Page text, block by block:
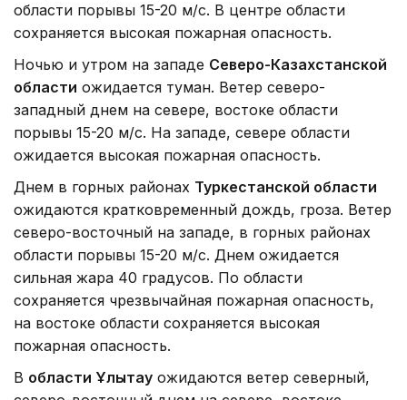
области порывы 15-20 м/с. В центре области
сохраняется высокая пожарная опасность.
Ночью и утром на западе Северо-Казахстанской
области ожидается туман. Ветер северо-
западный днем на севере, востоке области
порывы 15-20 м/с. На западе, севере области
ожидается высокая пожарная опасность.
Днем в горных районах Туркестанской области
ожидаются кратковременный дождь, гроза. Ветер
северо-восточный на западе, в горных районах
области порывы 15-20 м/с. Днем ожидается
сильная жара 40 градусов. По области
сохраняется чрезвычайная пожарная опасность,
на востоке области сохраняется высокая
пожарная опасность.
В области Ұлытау ожидаются ветер северный,